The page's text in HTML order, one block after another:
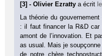
[3] - Olivier Ezrattya écrit
La théorie du
: il faut financer la R&D
amont de l’innovation. Et
as usual. Mais je
de notre chère